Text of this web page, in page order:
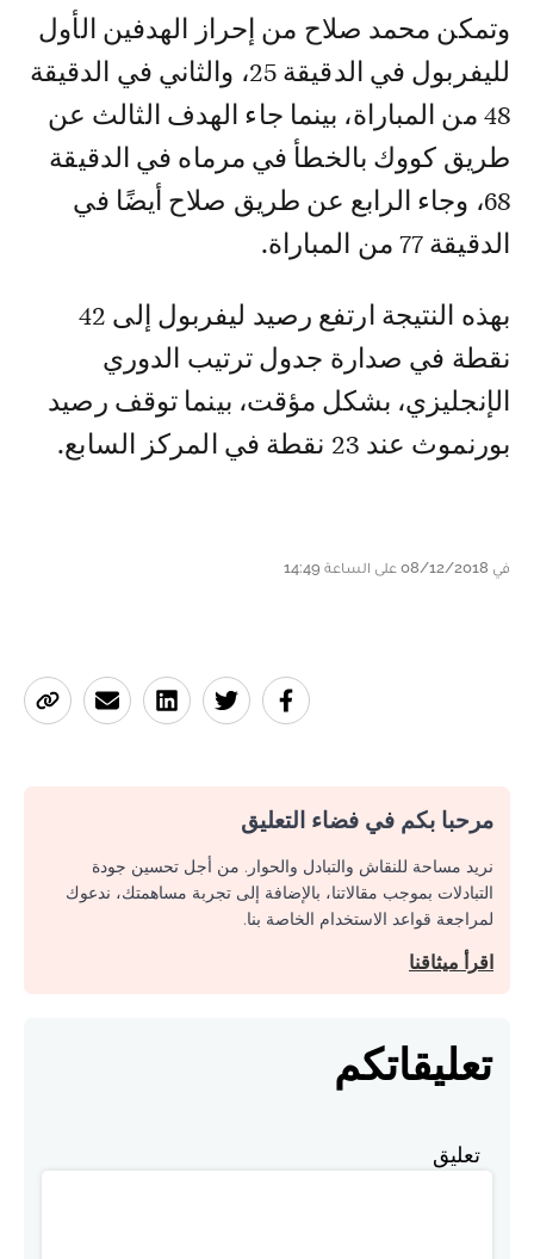
وتمكن محمد صلاح من إحراز الهدفين الأول
لليفربول في الدقيقة 25، والثاني في الدقيقة
48 من المباراة، بينما جاء الهدف الثالث عن
طريق كووك بالخطأ في مرماه في الدقيقة
68، وجاء الرابع عن طريق صلاح أيضًا في
الدقيقة 77 من المباراة.
بهذه النتيجة ارتفع رصيد ليفربول إلى 42
نقطة في صدارة جدول ترتيب الدوري
الإنجليزي، بشكل مؤقت، بينما توقف رصيد
بورنموث عند 23 نقطة في المركز السابع.
في 08/12/2018 على الساعة 14:49
مرحبا بكم في فضاء التعليق
نريد مساحة للنقاش والتبادل والحوار. من أجل تحسين جودة
التبادلات بموجب مقالاتنا، بالإضافة إلى تجربة مساهمتك، ندعوك
لمراجعة قواعد الاستخدام الخاصة بنا.
اقرأ ميثاقنا
تعليقاتكم
تعليق